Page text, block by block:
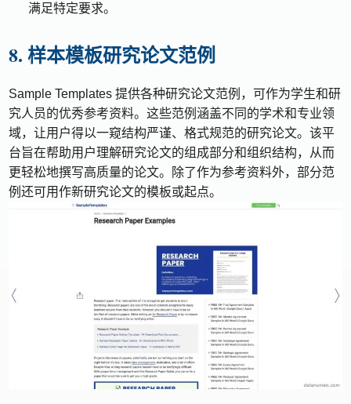
满足特定要求。
8. 样本模板研究论文范例
Sample Templates 提供各种研究论文范例，可作为学生和研
究人员的优秀参考资料。这些范例涵盖不同的学术和专业领
域，让用户得以一窥结构严谨、格式规范的研究论文。该平
台旨在帮助用户理解研究论文的组成部分和组织结构，从而
更轻松地撰写高质量的论文。除了作为参考资料外，部分范
例还可用作新研究论文的模板或起点。